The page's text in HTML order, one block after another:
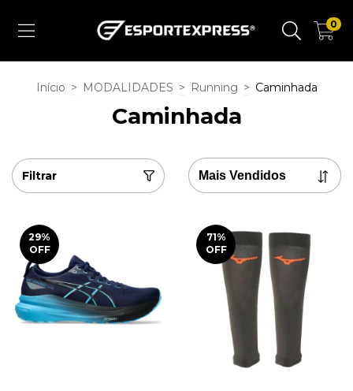
0
Início > MODALIDADES > Running > Caminhada
Caminhada
Filtrar
29%
OFF
71%
OFF